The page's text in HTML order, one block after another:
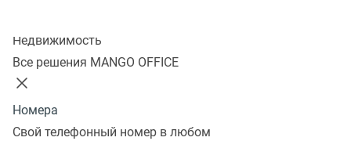
Недвижимость
Все решения MANGO OFFICE
Номера
Свой телефонный номер в любом
Результаты наших клиентов,